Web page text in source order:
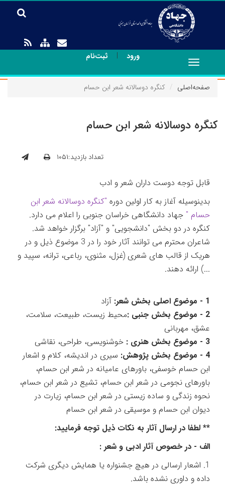
ورود | ثبت‌نام
Toggle
navigation
صفحه‌اصلی
کنگره دوسالانه شعر ابن حسام
کنگره دوسالانه شعر ابن حسام
تعداد بازدید:۱۰۵۱
قابل توجه دوست داران شعر و ادب
بدینوسیله آغاز به کار اولین دوره "کنگره دوسالانه شعر ابن
حسام " جهاد دانشگاهی خراسان جنوبی را اعلام می دارد.
کنگره در دو بخش "دانشجویی" و "آزاد" برگزار خواهد شد.
شاعران محترم می توانند آثار خود را در 3 موضوع ذیل و در
هریک از قالب های شعری (غزل، مثنوی، رباعی، ترانه، سپید و
...) ارائه دهند.
1 - موضوع اصلی بخش شعر:
آزاد
2 - موضوع بخش جنبی :
محیط زیست، طبیعت، سلامت،
عشق، مهربانی
3 - موضوع بخش هنری :
خوشنویسی، طراحی، نقاشی
4 - موضوع بخش پژوهش:
سیری در اندیشه، کلام و اشعار
ابن حسام خوسفی، باورهای عامیانه در شعر ابن حسام،
باورهای نجومی در شعر ابن حسام، تشیع در شعر ابن حسام،
نحوه زندگی و ساده زیستی در شعر ابن حسام، زیارت در
دیوان ابن حسام و موسیقی در شعر ابن حسام
** لطفا در ارسال آثار به نکات ذیل توجه فرمایید:
الف - در خصوص آثار ادبی و شعر :
1. اشعار ارسالی در هیچ جشنواره یا همایش دیگری شرکت
داده و داوری نشده باشد.